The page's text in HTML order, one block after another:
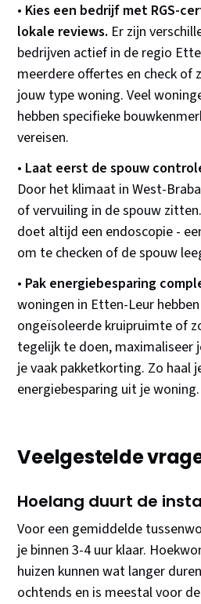
• Kies een bedrijf met RGS-
lokale reviews. Er zijn
bedrijven actief in de regio
meerdere offertes en check of
jouw type woning. Veel
hebben specifieke
vereisen.
• Laat eerst de spouw
Door het klimaat in West-
of vervuiling in de spouw
doet altijd een endoscopie -
om te checken of de spouw
• Pak energiebesparing
woningen in Etten-Leur
ongeïsoleerde kruipruimte of
tegelijk te doen, maximaliseer
je vaak pakketkorting. Zo haal
energiebesparing uit je woning.
Veelgestelde
Hoelang duurt de
Voor een gemiddelde
je binnen 3-4 uur klaar.
huizen kunnen wat langer
ochtends en is meestal voor